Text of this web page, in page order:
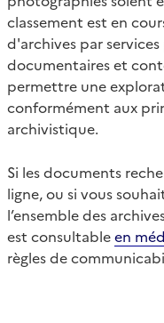
classement est en
d'archives par
documentaires et
permettre une
conformément aux
archivistique.
Si les documents
ligne, ou si vous
l’ensemble des
est consultableen
règles de